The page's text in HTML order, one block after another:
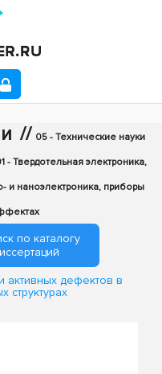
// 05 - Технические науки
- Твердотельная электроника,
и наноэлектроника, приборы
по каталогу
активных дефектов в
структурах